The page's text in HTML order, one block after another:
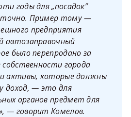
годы для „посадок”
Пример тому —
предприятия
автозаправочный
было перепродано за
собственности города
активы, которые должны
доход, — это для
органов предмет для
— говорит Комелов.